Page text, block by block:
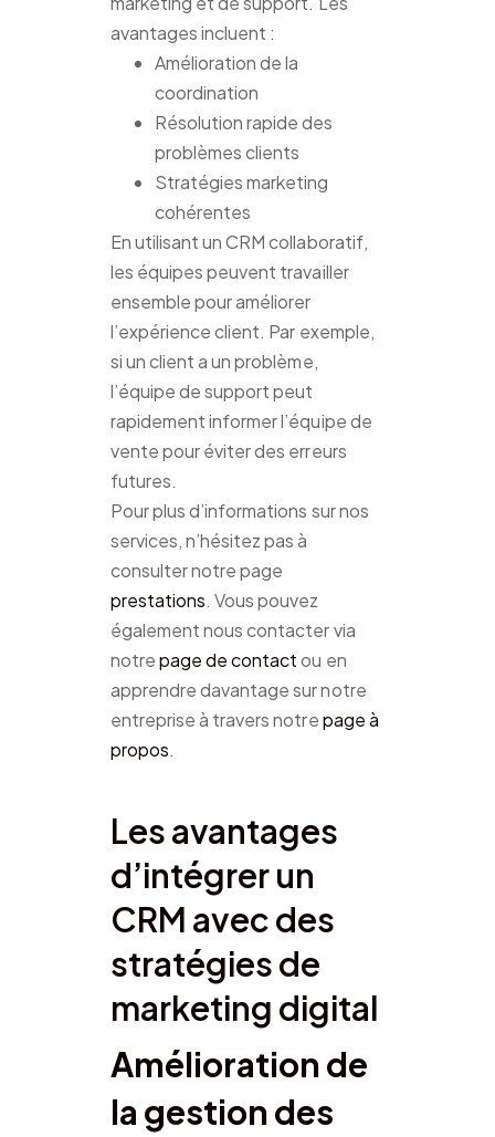
avantages incluent :
Amélioration de la
coordination
Résolution rapide des
problèmes clients
Stratégies marketing
cohérentes
En utilisant un CRM collaboratif,
les équipes peuvent travailler
ensemble pour améliorer
l’expérience client. Par exemple,
si un client a un problème,
l’équipe de support peut
rapidement informer l’équipe de
vente pour éviter des erreurs
futures.
Pour plus d’informations sur nos
services, n’hésitez pas à
consulter notre page
prestations. Vous pouvez
également nous contacter via
notrepage de contactou en
apprendre davantage sur notre
entreprise à travers notrepage à
propos.
Les avantages
d’intégrer un
CRM avec des
stratégies de
marketing digital
Amélioration de
la gestion des